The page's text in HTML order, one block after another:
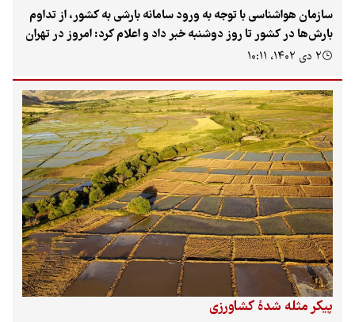
سازمان هواشناسی با توجه به ورود سامانه بارشی به کشور، از تداوم
بارش‌ها در کشور تا روز دوشنبه خبر داد و اعلام کرد: امروز در تهران
گاهی وزش باد و بارش‌های پراکنده پیش‌بینی شده است.
پیکر مثله شدهٔ کشاورزی